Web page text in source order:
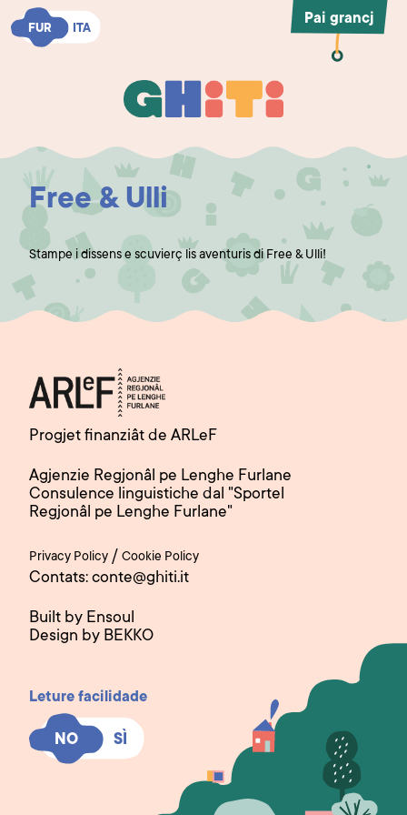
FUR ITA
FUR ITA
Ghiti
Pai grancj
Free & Ulli
Stampe i dissens e scuvierç lis aventuris di Free & Ulli!
Progjet finanziât de ARLeF
Agjenzie Regjonâl pe Lenghe Furlane
Consulence linguistiche dal "Sportel
Regjonâl pe Lenghe Furlane"
Privacy Policy / Cookie Policy
Contats: conte@ghiti.it
Built by Ensoul
Design by BEKKO
Leture facilidade
NO SÌ
NO SÌ